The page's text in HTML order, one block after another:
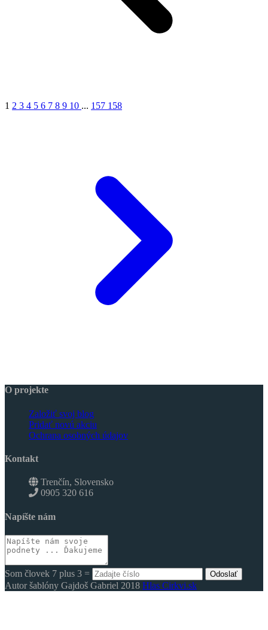
1 2 3 4 5 6 7 8 9 10 ... 157 158
O projekte
Založiť svoj blog
Pridať novú akciu
Ochrana osobných údajov
Kontakt
Trenčín, Slovensko
0905 320 616
Napíšte nám
Som človek 7 plus 3 = Odoslať
Autor šablóny Gajdoš Gabriel 2018 Hlas Cirkvi.sk